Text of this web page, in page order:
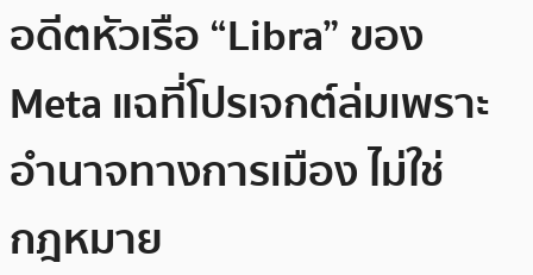
อดีตหัวเรือ “Libra” ของ
Meta แฉที่โปรเจกต์ล่มเพราะ
อำนาจทางการเมือง ไม่ใช่
กฎหมาย